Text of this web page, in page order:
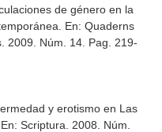
de género en la
En: Quaderns
. 2009. Núm. 14. Pag. 219-
y erotismo en Las
En: Scriptura . 2008. Núm.